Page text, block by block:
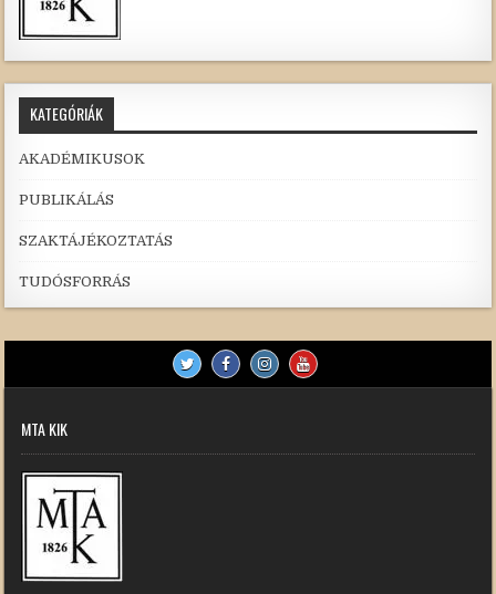
KATEGÓRIÁK
AKADÉMIKUSOK
PUBLIKÁLÁS
SZAKTÁJÉKOZTATÁS
TUDÓSFORRÁS
MTA KIK